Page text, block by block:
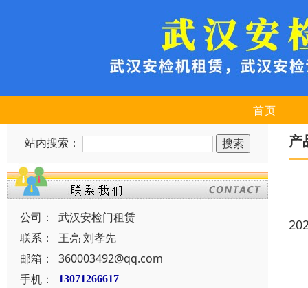
首页
站内搜索：
公司：
武汉安检门租赁
联系：
王亮 刘孝先
邮箱：
360003492@qq.com
手机：
13071266617
产